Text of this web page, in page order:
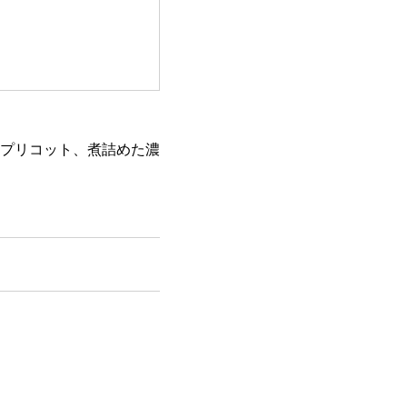
リコット、煮詰めた濃